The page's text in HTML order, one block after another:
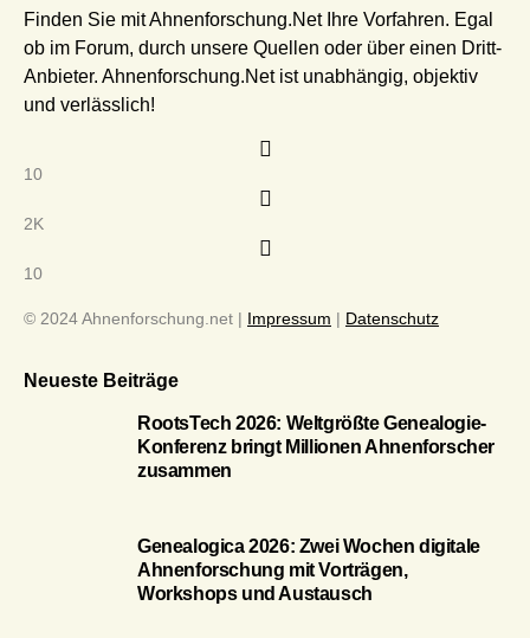
Finden Sie mit Ahnenforschung.Net Ihre Vorfahren. Egal
ob im Forum, durch unsere Quellen oder über einen Dritt-
Anbieter. Ahnenforschung.Net ist unabhängig, objektiv
und verlässlich!
10
2K
10
© 2024 Ahnenforschung.net | Impressum | Datenschutz
Neueste Beiträge
RootsTech 2026: Weltgrößte Genealogie-
Konferenz bringt Millionen Ahnenforscher
zusammen
Genealogica 2026: Zwei Wochen digitale
Ahnenforschung mit Vorträgen,
Workshops und Austausch